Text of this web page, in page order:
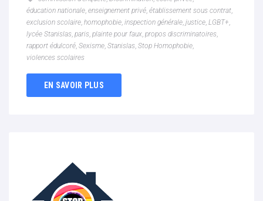
éducation nationale, enseignement privé, établissement sous contrat,
exclusion scolaire, homophobie, inspection générale, justice, LGBT+,
lycée Stanislas, paris, plainte pour faux, propos discriminatoires,
rapport édulcoré, Sexisme, Stanislas, Stop Homophobie,
violences scolaires
EN SAVOIR PLUS